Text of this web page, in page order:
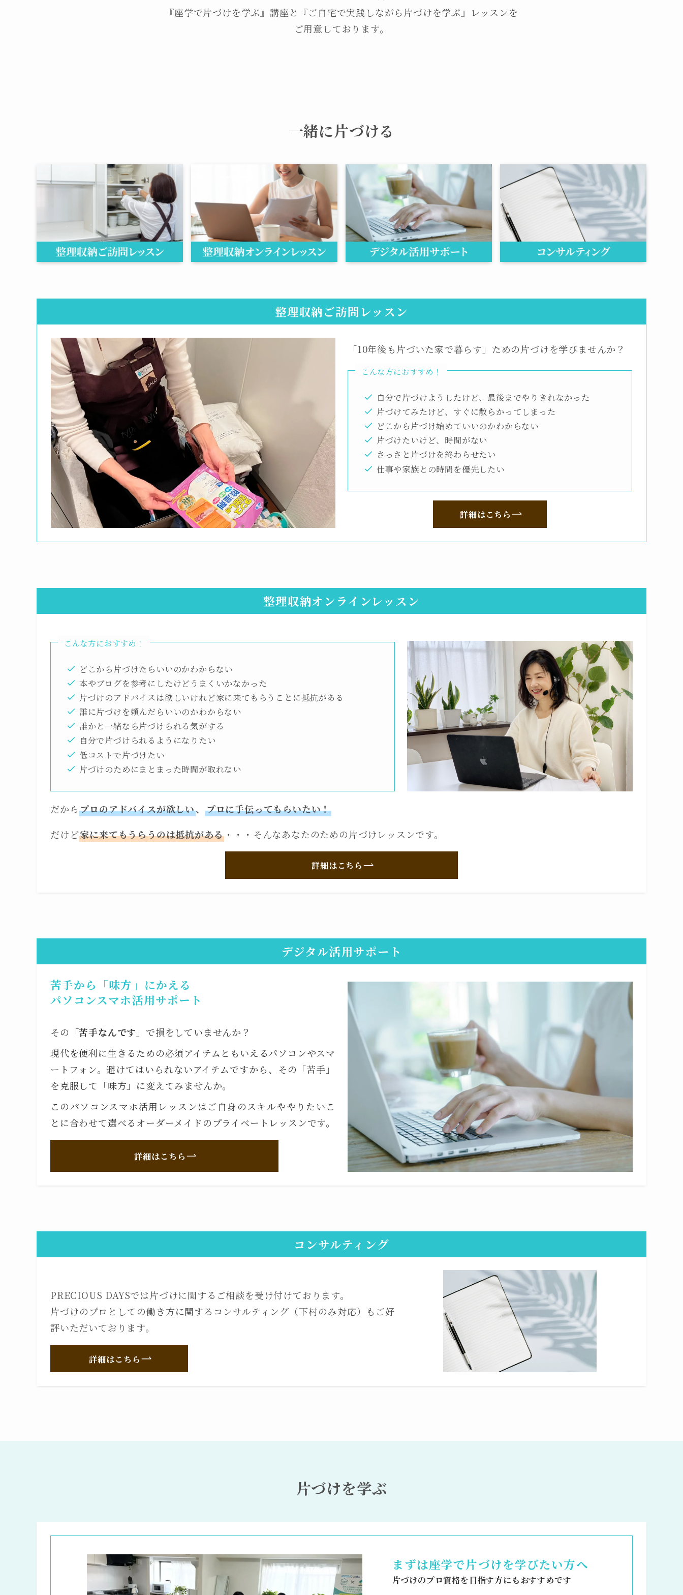
『座学で片づけを学ぶ』講座と『ご自宅で実践しながら片づけを学ぶ』レッスンを
ご用意しております。
一緒に片づける
整理収納ご訪問レッスン
「10年後も片づいた家で暮らす」ための片づけを学びませんか？
こんな方におすすめ！
自分で片づけようしたけど、最後までやりきれなかった
片づけてみたけど、すぐに散らかってしまった
どこから片づけ始めていいのかわからない
片づけたいけど、時間がない
さっさと片づけを終わらせたい
仕事や家族との時間を優先したい
詳細はこちら
整理収納オンラインレッスン
こんな方におすすめ！
どこから片づけたらいいのかわからない
本やブログを参考にしたけどうまくいかなかった
片づけのアドバイスは欲しいけれど家に来てもらうことに抵抗がある
誰に片づけを頼んだらいいのかわからない
誰かと一緒なら片づけられる気がする
自分で片づけられるようになりたい
低コストで片づけたい
片づけのためにまとまった時間が取れない
だからプロのアドバイスが欲しい、 プロに手伝ってもらいたい！
だけど家に来てもうらうのは抵抗がある ・・・そんなあなたのための片づけレッスンです。
詳細はこちら
デジタル活用サポート
苦手から「味方」にかえる
パソコンスマホ活用サポート
その 「苦手なんです」 で損をしていませんか？
現代を便利に生きるための必須アイテムともいえるパソコンやスマ
ートフォン。避けてはいられないアイテムですから、その「苦手」
を克服して「味方」に変えてみませんか。
このパソコンスマホ活用レッスンはご自身のスキルややりたいこ
とに合わせて選べるオーダーメイドのプライベートレッスンです。
詳細はこちら
コンサルティング
PRECIOUS DAYSでは片づけに関するご相談を受け付けております。
片づけのプロとしての働き方に関するコンサルティング（下村のみ対応）もご好
評いただいております。
詳細はこちら
片づけを学ぶ
まずは座学で片づけを学びたい方へ
片づけのプロ資格を目指す方にもおすすめです